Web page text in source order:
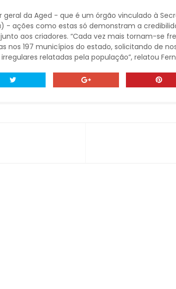
geral da Aged - que é um órgão vinculado à
- ações como estas só demonstram a
aos criadores. “Cada vez mais tornam-se
nos 197 municípios do estado, solicitando de
relatadas pela população”, relatou